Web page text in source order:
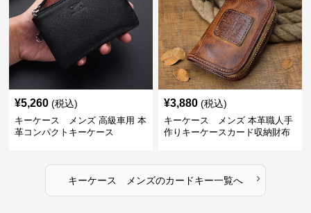
¥5,260 (税込)
キーケース メンズ 高級車用 本
革コンパクトキーケース
¥3,880 (税込)
キーケース メンズ 本革職人手
作りキーケースカード収納財布
キーケース メンズのカードキー一覧へ ›